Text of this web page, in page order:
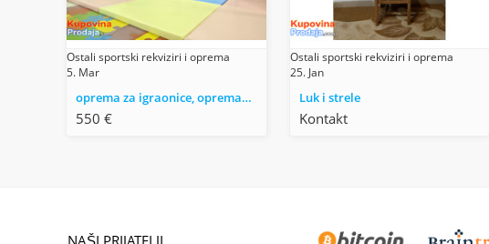
Ostali sportski rekviziri i oprema
5. Mar
oprema za igraonice, opremanje igraonica, izrada igraonica
550 €
Ostali sportski rekviziri i oprema
25. Jan
Luk i strele
Kontakt